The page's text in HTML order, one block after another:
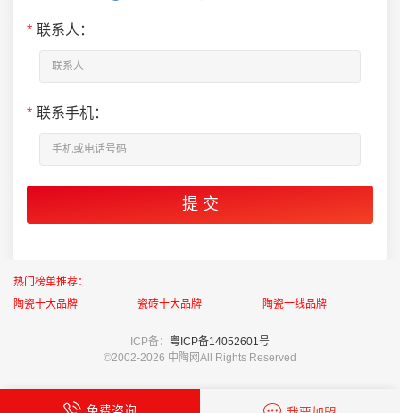
* 联系人：
* 联系手机：
热门榜单推荐：
陶瓷十大品牌
瓷砖十大品牌 陶瓷一线品牌
ICP备： 粤ICP备14052601号
©2002-2026 中陶网All Rights Reserved